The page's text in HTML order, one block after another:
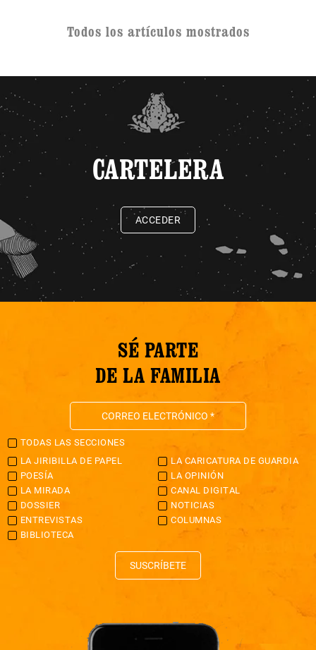
Todos los artículos mostrados
CARTELERA
ACCEDER
SÉ PARTE
DE LA FAMILIA
TODAS LAS SECCIONES
LA JIRIBILLA DE PAPEL
LA CARICATURA DE GUARDIA
POESÍA
LA OPINIÓN
LA MIRADA
CANAL DIGITAL
DOSSIER
NOTICIAS
ENTREVISTAS
COLUMNAS
BIBLIOTECA
SUSCRÍBETE